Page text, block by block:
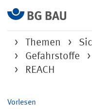
Themen
Gefahrstoffe
REACH
Vorlesen